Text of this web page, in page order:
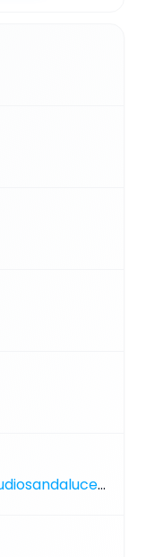
http://maa.centrodeestudiosandaluces.es